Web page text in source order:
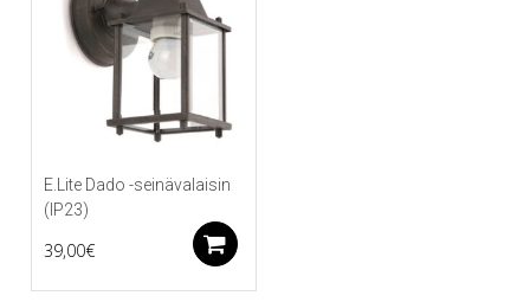
E.Lite Dado -seinävalaisin
(IP23)
39,00€